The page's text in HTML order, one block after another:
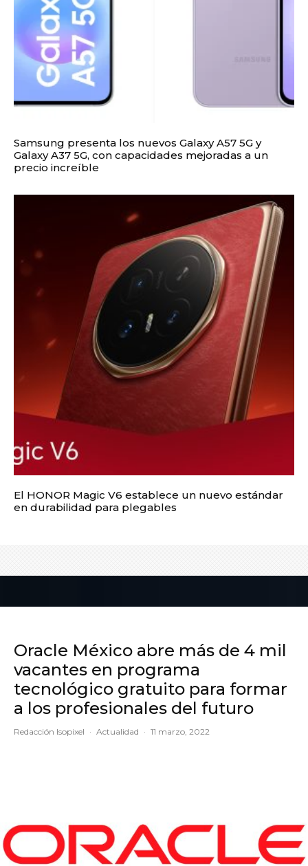
Samsung presenta los nuevos Galaxy A57 5G y
Galaxy A37 5G, con capacidades mejoradas a un
precio increíble
El HONOR Magic V6 establece un nuevo estándar
en durabilidad para plegables
Oracle México abre más de 4 mil
vacantes en programa
tecnológico gratuito para formar
a los profesionales del futuro
Redacción Isopixel · Actualidad · 11 marzo, 2022